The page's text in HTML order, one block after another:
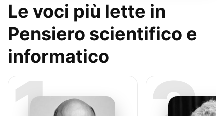
Le voci più lette in
Pensiero scientifico e
informatico